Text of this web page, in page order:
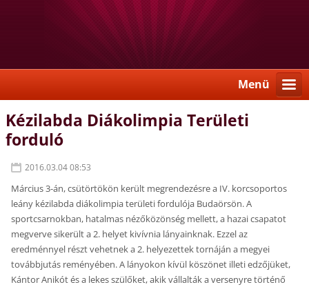
Menü
Kézilabda Diákolimpia Területi
forduló
2016.03.04 08:53
Március 3-án, csütörtökön került megrendezésre a IV. korcsoportos
leány kézilabda diákolimpia területi fordulója Budaörsön. A
sportcsarnokban, hatalmas nézőközönség mellett, a hazai csapatot
megverve sikerült a 2. helyet kivívnia lányainknak. Ezzel az
eredménnyel részt vehetnek a 2. helyezettek tornáján a megyei
továbbjutás reményében. A lányokon kívül köszönet illeti edzőjüket,
Kántor Anikót és a lekes szülőket, akik vállalták a versenyre történő